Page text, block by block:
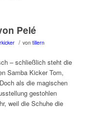
Pelé
/ von tillern
– schließlich steht die
Samba Kicker Tom,
als die magischen
gestohlen
weil die Schuhe die